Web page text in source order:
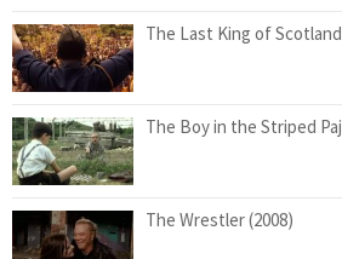
The Last King of Scotland
The Boy in the Striped
The Wrestler (2008)